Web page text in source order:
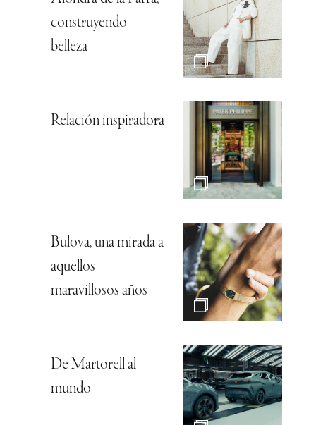
construyendo
belleza
Relación inspiradora
Bulova, una mirada a
aquellos
maravillosos años
De Martorell al
mundo